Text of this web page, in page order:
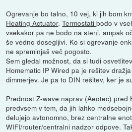
Ogrevanje bo talno, 10 vej, ki jih bom
Heating Actuator.Termostatibodo v
vsekakor pa ne bodo na steni, ampak
še vedno dosegljivi. Ko si ogrevanje
ne spreminjaš več pogosto.
Sem gledal možnost, da si tudi
Homematic IP Wired pa je rešitev
dimmerjev. Je pa to DIN rešitev, ker je
Prednost Z-wave naprav (Aeotec) pred
predvsem v tem, da jih lahko
delujejo avtonomno, brez centralne
WIFI/router/centralni nadzor odpove.